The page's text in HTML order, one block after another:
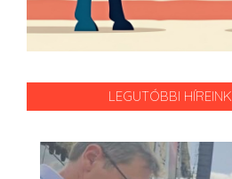
LEGUTÓBBI HÍREINK